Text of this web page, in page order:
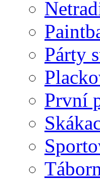
Párty
První